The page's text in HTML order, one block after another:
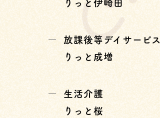
りっと伊崎田
放課後等デイサービス
りっと成増
生活介護
りっと桜